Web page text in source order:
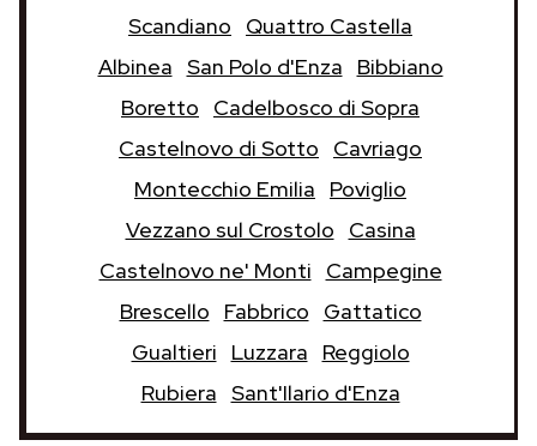
Scandiano
Quattro Castella
Albinea San Polo d'Enza
Bibbiano
Boretto
Cadelbosco di Sopra
Castelnovo di Sotto
Cavriago
Montecchio Emilia
Poviglio
Vezzano sul Crostolo
Casina
Castelnovo ne' Monti
Campegine
Brescello
Fabbrico
Gattatico
Gualtieri
Luzzara
Reggiolo
Rubiera Sant'Ilario d'Enza